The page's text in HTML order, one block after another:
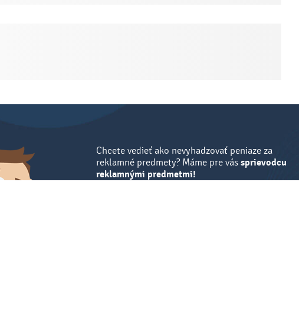
Chcete vedieť ako nevyhadzovať peniaze za
reklamné predmety? Máme pre vás sprievodcu
reklamnými predmetmi!